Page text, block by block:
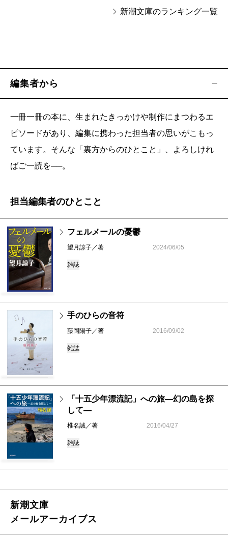
新潮文庫のランキング一覧
編集者から
一冊一冊の本に、生まれたきっかけや制作にまつわるエ
ピソードがあり、編集に携わった担当者の思いがこもっ
ています。そんな「裏方からのひとこと」、よろしけれ
ばご一読を──。
担当編集者のひとこと
フェルメールの憂鬱
望月諒子／著 2024/06/05
雑誌
手のひらの音符
藤岡陽子／著 2016/09/02
雑誌
「十五少年漂流記」への旅―幻の島を探
して―
椎名誠／著 2016/04/27
雑誌
新潮文庫
メールアーカイブス